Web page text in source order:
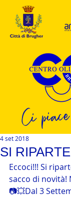
Ci
SI
4 set 2018
Eccoci!!! Si
sacco di novità!
📷💥Dal 3